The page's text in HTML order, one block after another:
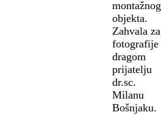
montažnog
objekta.
Zahvala za
fotografije
dragom
prijatelju
dr.sc.
Milanu
Bošnjaku.